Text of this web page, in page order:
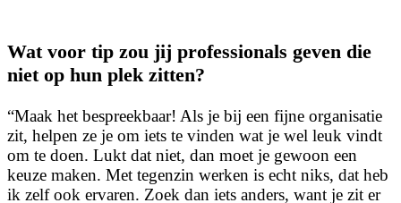
Wat voor tip zou jij professionals geven die
niet op hun plek zitten?
“Maak het bespreekbaar! Als je bij een fijne organisatie
zit, helpen ze je om iets te vinden wat je wel leuk vindt
om te doen. Lukt dat niet, dan moet je gewoon een
keuze maken. Met tegenzin werken is echt niks, dat heb
ik zelf ook ervaren. Zoek dan iets anders, want je zit er